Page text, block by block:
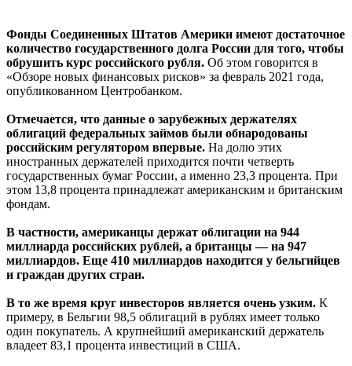
Фонды Соединенных Штатов Америки имеют достаточное
количество государственного долга России для того, чтобы
обрушить курс российского рубля. Об этом говорится в
«Обзоре новых финансовых рисков» за февраль 2021 года,
опубликованном Центробанком.
Отмечается, что данные о зарубежных держателях
облигаций федеральных займов были обнародованы
российским регулятором впервые. На долю этих
иностранных держателей приходится почти четверть
государственных бумаг России, а именно 23,3 процента. При
этом 13,8 процента принадлежат американским и британским
фондам.
В частности, американцы держат облигации на 944
миллиарда российских рублей, а британцы — на 947
миллиардов. Еще 410 миллиардов находится у бельгийцев
и граждан других стран.
В то же время круг инвесторов является очень узким. К
примеру, в Бельгии 98,5 облигаций в рублях имеет только
один покупатель. А крупнейший американский держатель
владеет 83,1 процента инвестиций в США.